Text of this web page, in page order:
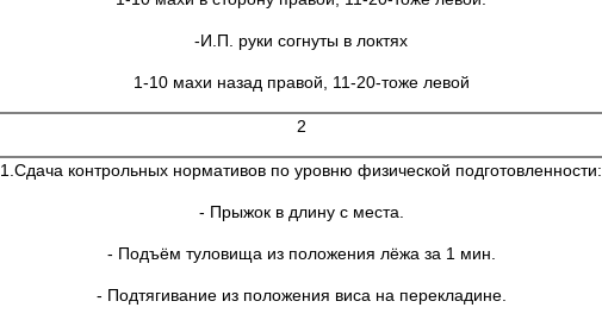
-И.П. руки согнуты в локтях
1-10 махи назад правой, 11-20-тоже левой
2
1.Сдача контрольных нормативов по уровню физической подготовленности:
- Прыжок в длину с места.
- Подъём туловища из положения лёжа за 1 мин.
- Подтягивание из положения виса на перекладине.